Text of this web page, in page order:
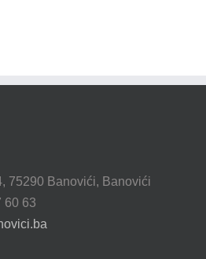
75290 Banovići, Banovići
60 63